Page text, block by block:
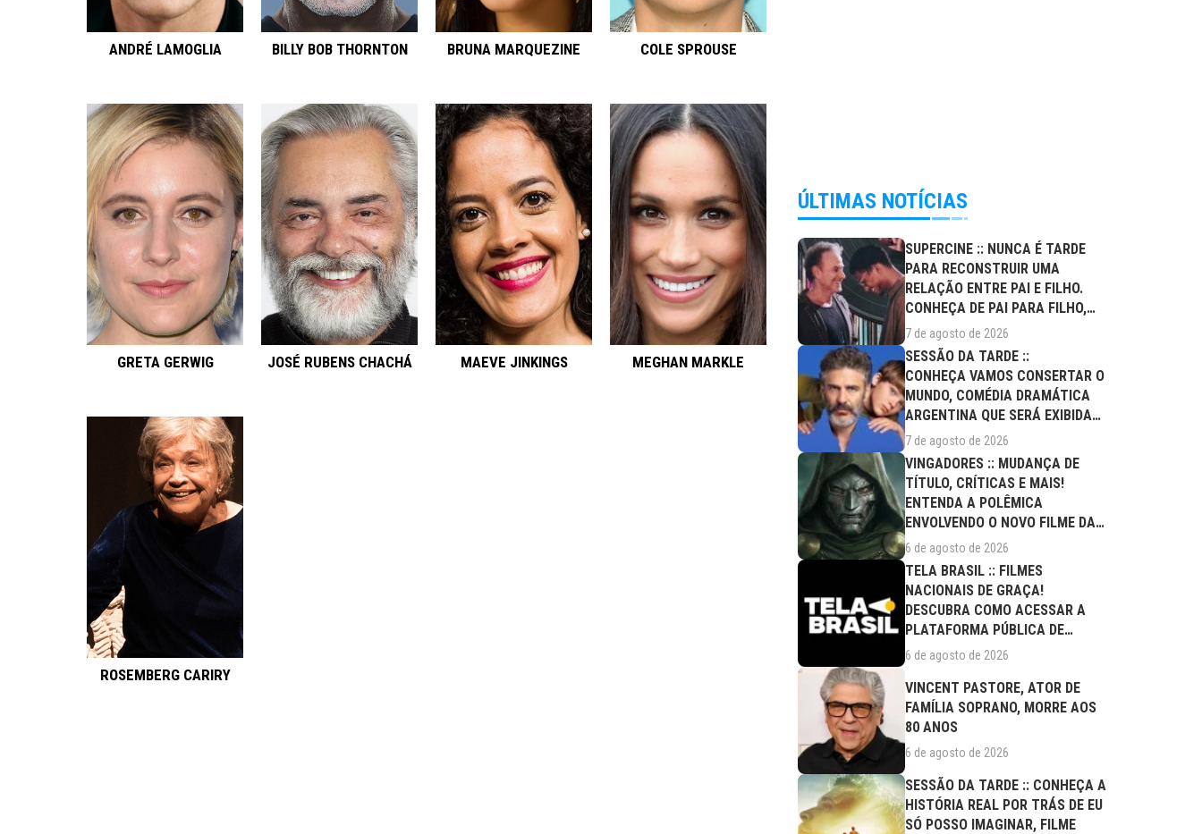
ANDRÉ LAMOGLIA BILLY BOB THORNTON BRUNA MARQUEZINE COLE SPROUSE
GRETA GERWIG JOSÉ RUBENS CHACHÁ MAEVE JINKINGS MEGHAN MARKLE
ROSEMBERG CARIRY
ÚLTIMAS NOTÍCIAS
SUPERCINE :: NUNCA É TARDE
PARA RECONSTRUIR UMA
RELAÇÃO ENTRE PAI E FILHO.
CONHEÇA DE PAI PARA FILHO,
FILME DESTE...
7 de agosto de 2026
SESSÃO DA TARDE ::
CONHEÇA VAMOS CONSERTAR O
MUNDO, COMÉDIA DRAMÁTICA
ARGENTINA QUE SERÁ EXIBIDA
NESTA SEXTA (07/08)
7 de agosto de 2026
VINGADORES :: MUDANÇA DE
TÍTULO, CRÍTICAS E MAIS!
ENTENDA A POLÊMICA
ENVOLVENDO O NOVO FILME DA
MARVEL
6 de agosto de 2026
TELA BRASIL :: FILMES
NACIONAIS DE GRAÇA!
DESCUBRA COMO ACESSAR A
PLATAFORMA PÚBLICA DE
STREAMING
6 de agosto de 2026
VINCENT PASTORE, ATOR DE
FAMÍLIA SOPRANO, MORRE AOS
80 ANOS
6 de agosto de 2026
SESSÃO DA TARDE :: CONHEÇA A
HISTÓRIA REAL POR TRÁS DE EU
SÓ POSSO IMAGINAR, FILME